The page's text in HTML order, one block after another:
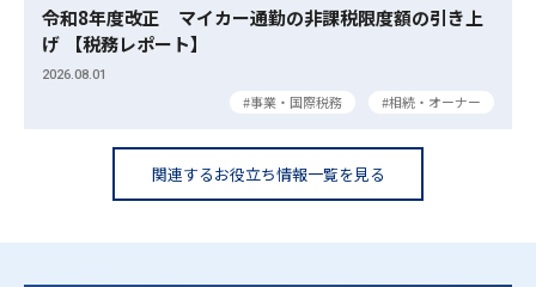
令和8年度改正 マイカー通勤の非課税限度額の引き上
げ 【税務レポート】
2026.08.01
事業・国際税務 相続・オーナー
関連するお役立ち情報一覧を見る